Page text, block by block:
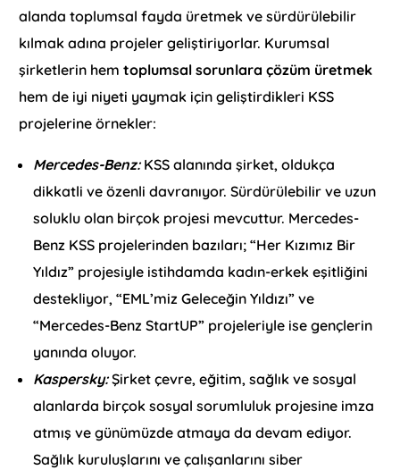
alanda toplumsal fayda üretmek ve sürdürülebilir
kılmak adına projeler geliştiriyorlar. Kurumsal
şirketlerin hemtoplumsal sorunlara çözüm üretmek
hem de iyi niyeti yaymak için geliştirdikleri KSS
projelerine örnekler:
Mercedes-Benz:KSS alanında şirket, oldukça
dikkatli ve özenli davranıyor. Sürdürülebilir ve uzun
soluklu olan birçok projesi mevcuttur. Mercedes-
Benz KSS projelerinden bazıları; “Her Kızımız Bir
Yıldız” projesiyle istihdamda kadın-erkek eşitliğini
destekliyor, “EML’miz Geleceğin Yıldızı” ve
“Mercedes-Benz StartUP” projeleriyle ise gençlerin
yanında oluyor.
Kaspersky:Şirket çevre, eğitim, sağlık ve sosyal
alanlarda birçok sosyal sorumluluk projesine imza
atmış ve günümüzde atmaya da devam ediyor.
Sağlık kuruluşlarını ve çalışanlarını siber